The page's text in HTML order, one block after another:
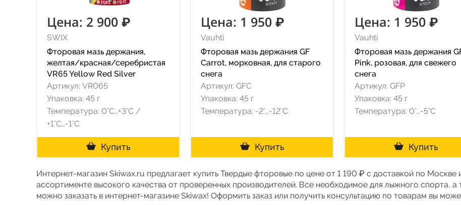
Цена: 2 900 ₽
SWIX
Фторовая мазь держания,
желтая/красная/серебристая
VR65 Yellow Red Silver
Артикул: VR065
Упаковка: 45 г
Температура: 0°С…+3°С /
+1°С…-1°С
Купить
Цена: 1 950 ₽
Vauhti
Фторовая мазь держания GF
Carrot, морковная, для старого
снега
Артикул: GFC
Упаковка: 45 г
Температура: -2°…-12°C
Купить
Цена: 1 950 ₽
Vauhti
Фторовая мазь держания
Pink, розовая, для свежего
снега
Артикул: GFP
Упаковка: 45 г
Температура: 0°…-5°C
Купить
Интернет-магазин Skiwax.ru предлагает купить Твердые фторовые по цене от 1 190 ₽ с доставкой по
ассортименте высокого качества от проверенных производителей. Все необходимое для лыжного спорта,
можно заказать в интернет-магазине Skiwax! Оформить заказ или получить консультацию по товарам вы